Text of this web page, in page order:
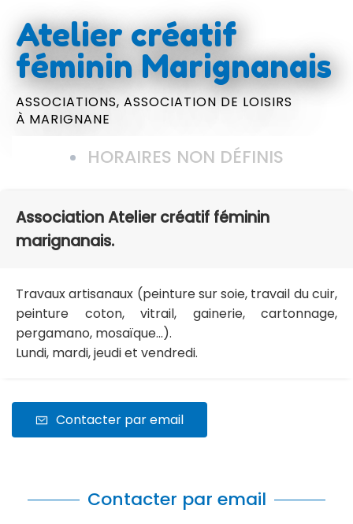
Atelier créatif
féminin Marignanais
ASSOCIATIONS, ASSOCIATION DE LOISIRS
À MARIGNANE
HORAIRES NON DÉFINIS
Association Atelier créatif féminin
marignanais.
Travaux artisanaux (peinture sur soie, travail du cuir,
peinture coton, vitrail, gainerie, cartonnage,
pergamano, mosaïque...).
Lundi, mardi, jeudi et vendredi.
Contacter par email
Contacter par email